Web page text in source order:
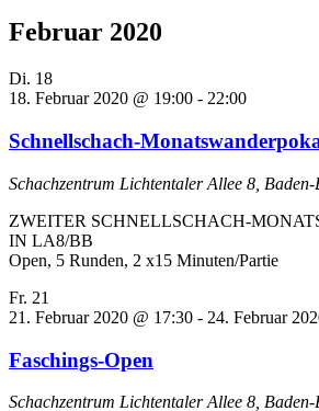
Februar 2020
Di. 18
18. Februar 2020 @ 19:00 - 22:00
Schnellschach-
Schachzentrum Lichtentaler Allee 8, Baden-
ZWEITER SCHNELLSCHACH-
IN LA8/BB
Open, 5 Runden, 2 x15 Minuten/Partie
Fr. 21
21. Februar 2020 @ 17:30 - 24. Februar
Faschings-Open
Schachzentrum Lichtentaler Allee 8, Baden-